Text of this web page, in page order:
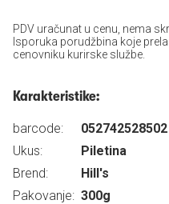
PDV uračunat u cenu, nema
Isporuka porudžbina koje
cenovniku kurirske službe.
Karakteristike:
barcode:
052742528502
Ukus:
Piletina
Brend:
Hill's
Pakovanje: 300g